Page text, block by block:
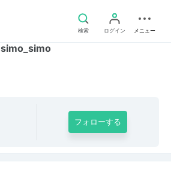
検索 ログイン メニュー
simo_simo
フォローする